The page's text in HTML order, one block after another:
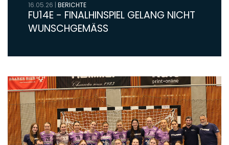
16.05.26 | BERICHTE
FU14E - FINALHINSPIEL GELANG NICHT
WUNSCHGEMÄSS